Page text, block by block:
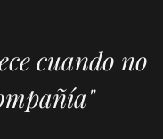
cuando no